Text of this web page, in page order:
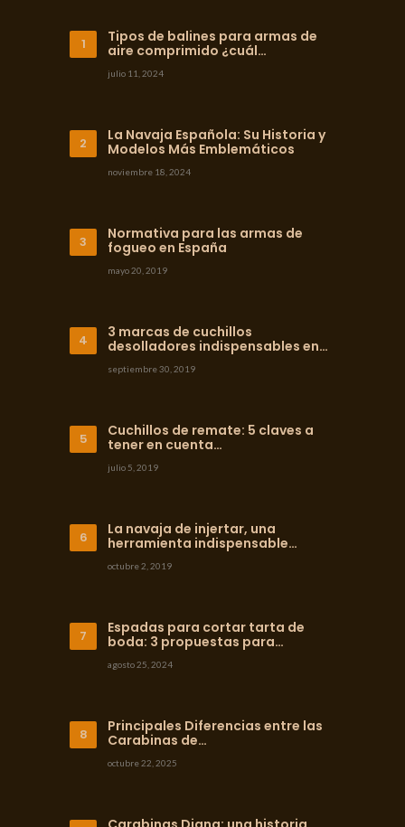
Tipos de balines para armas de
aire comprimido ¿cuál…
julio 11, 2024
La Navaja Española: Su Historia y
Modelos Más Emblemáticos
noviembre 18, 2024
Normativa para las armas de
fogueo en España
mayo 20, 2019
3 marcas de cuchillos
desolladores indispensables en…
septiembre 30, 2019
Cuchillos de remate: 5 claves a
tener en cuenta…
julio 5, 2019
La navaja de injertar, una
herramienta indispensable…
octubre 2, 2019
Espadas para cortar tarta de
boda: 3 propuestas para…
agosto 25, 2024
Principales Diferencias entre las
Carabinas de…
octubre 22, 2025